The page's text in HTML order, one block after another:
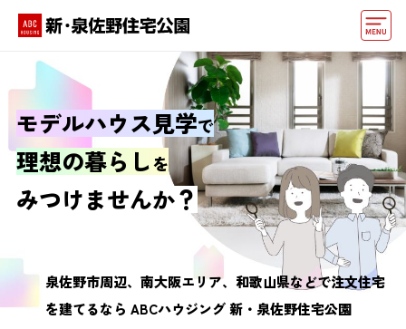
モデルハウス
動画でモデルハウス見学
イベント情報・プレゼント
アクセス
他の展示場 ABCハウジングトップ
モデルハウス見学で
理想の暮らしを
みつけませんか？
泉佐野市周辺、南大阪エリア、和歌山県などで注文住宅
を建てるなら ABCハウジング 新・泉佐野住宅公園